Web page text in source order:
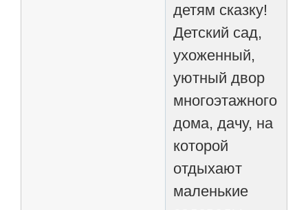
детям сказку!
Детский сад,
ухоженный,
уютный двор
многоэтажного
дома, дачу, на
которой
отдыхают
маленькие